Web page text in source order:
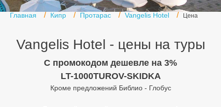
Главная Кипр Протарас Vangelis Hotel Цена
Vangelis Hotel - цены на туры
C промокодом дешевле на 3%
LT-1000TUROV-SKIDKA
Кроме предложений Библио - Глобус
Туры в ОАЭ
Помощь
Подборки отелей